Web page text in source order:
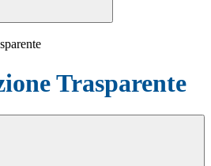
Trasparente